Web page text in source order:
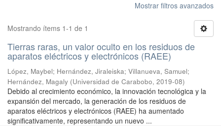
Mostrar filtros avanzados
Mostrando ítems 1-1 de 1
Tierras raras, un valor oculto en los residuos de
aparatos eléctricos y electrónicos (RAEE)
López, Maybel; Hernández, Jiraleiska; Villanueva, Samuel;
Hernández, Magaly (Universidad de Carabobo, 2019-08)
Debido al crecimiento económico, la innovación tecnológica y la
expansión del mercado, la generación de los residuos de
aparatos eléctricos y electrónicos (RAEE) ha aumentado
significativamente, representando un nuevo ...